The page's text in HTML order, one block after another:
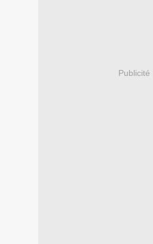
Publicité